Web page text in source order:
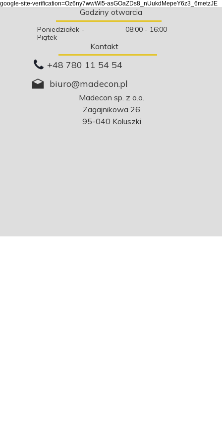
google-site-verification=Oz6ny7wwWI5-asGOaZDs8_nUukdMepeY6z3_6metzJE
Kontakt
+48 780 11 54 54
biuro@madecon.pl
Madecon sp. z o.o.
Zagajnikowa 26
95-040 Koluszki
Godziny otwarcia
Poniedziałek -
Piątek
08:00 - 16:00